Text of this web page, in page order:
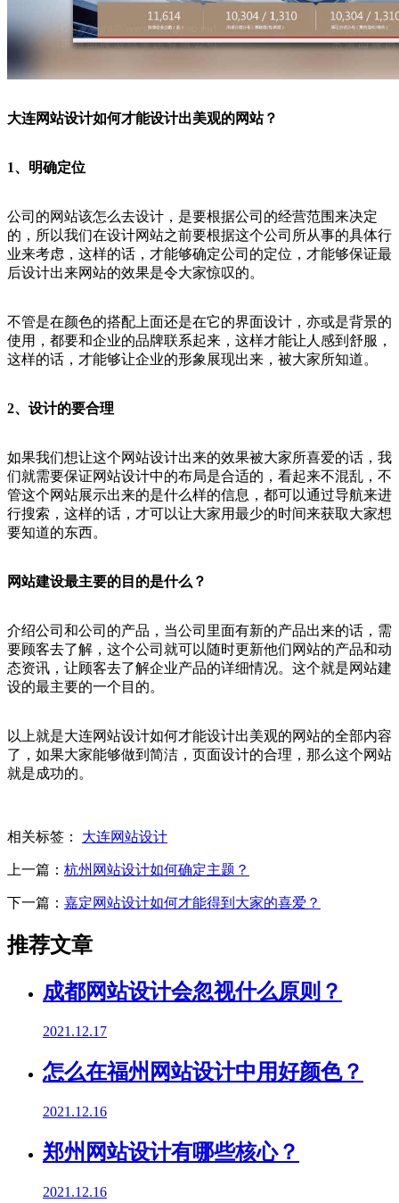
大连网站设计如何才能设计出美观的网站？
1、明确定位
公司的网站该怎么去设计，是要根据公司的经营范围来决定
的，所以我们在设计网站之前要根据这个公司所从事的具体行
业来考虑，这样的话，才能够确定公司的定位，才能够保证最
后设计出来网站的效果是令大家惊叹的。
不管是在颜色的搭配上面还是在它的界面设计，亦或是背景的
使用，都要和企业的品牌联系起来，这样才能让人感到舒服，
这样的话，才能够让企业的形象展现出来，被大家所知道。
2、设计的要合理
如果我们想让这个网站设计出来的效果被大家所喜爱的话，我
们就需要保证网站设计中的布局是合适的，看起来不混乱，不
管这个网站展示出来的是什么样的信息，都可以通过导航来进
行搜索，这样的话，才可以让大家用最少的时间来获取大家想
要知道的东西。
网站建设最主要的目的是什么？
介绍公司和公司的产品，当公司里面有新的产品出来的话，需
要顾客去了解，这个公司就可以随时更新他们网站的产品和动
态资讯，让顾客去了解企业产品的详细情况。这个就是网站建
设的最主要的一个目的。
以上就是大连网站设计如何才能设计出美观的网站的全部内容
了，如果大家能够做到简洁，页面设计的合理，那么这个网站
就是成功的。
相关标签： 大连网站设计
上一篇： 杭州网站设计如何确定主题？
下一篇： 嘉定网站设计如何才能得到大家的喜爱？
推荐文章
成都网站设计会忽视什么原则？
2021.12.17
怎么在福州网站设计中用好颜色？
2021.12.16
郑州网站设计有哪些核心？
2021.12.16